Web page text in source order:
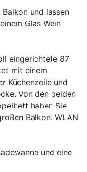
und lassen
Glas Wein
eingerichtete 87
mit einem
Küchenzeile und
Von den beiden
haben Sie
Balkon. WLAN
und eine